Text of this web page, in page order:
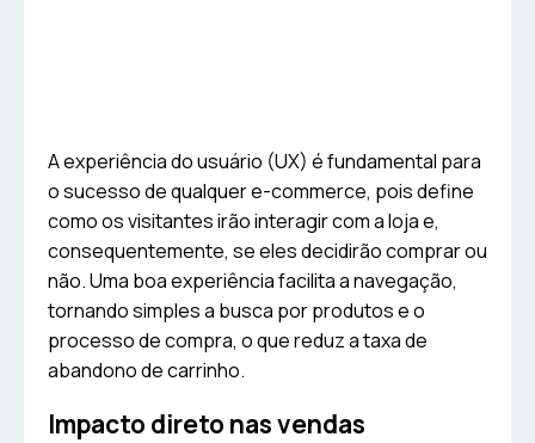
A experiência do usuário (UX) é fundamental para
o sucesso de qualquer e-commerce, pois define
como os visitantes irão interagir com a loja e,
consequentemente, se eles decidirão comprar ou
não. Uma boa experiência facilita a navegação,
tornando simples a busca por produtos e o
processo de compra, o que reduz a taxa de
abandono de carrinho.
Impacto direto nas vendas